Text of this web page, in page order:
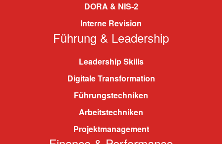
DORA & NIS-2
Interne Revision
Führung & Leadership
Leadership Skills
Digitale Transformation
Führungstechniken
Arbeitstechniken
Projektmanagement